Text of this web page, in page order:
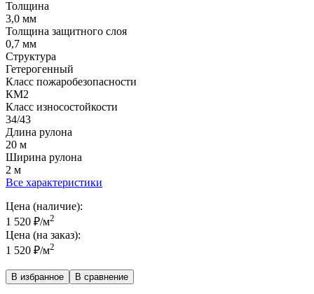
Толщина
3,0 мм
Толщина защитного слоя
0,7 мм
Структура
Гетерогенный
Класс пожаробезопасности
КМ2
Класс износостойкости
34/43
Длина рулона
20 м
Ширина рулона
2 м
Все характеристики
Цена (наличие):
1 520 ₽/м2
Цена (на заказ):
1 520 ₽/м2
В избранное В сравнение